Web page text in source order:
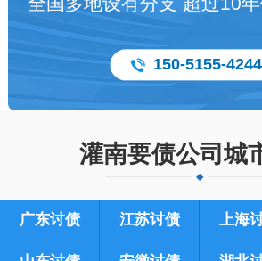
150-5155-4244
灌南要债公司城
广东讨债 江苏讨债 上海